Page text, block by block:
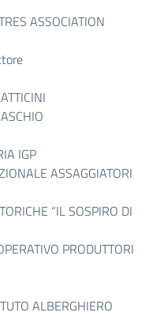
ASSOCIATION
IGP
ASSAGGIATORI
“IL SOSPIRO DI
PRODUTTORI
ALBERGHIERO